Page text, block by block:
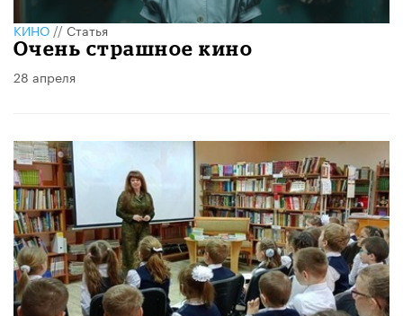
КИНО//Статья
Очень страшное кино
28 апреля